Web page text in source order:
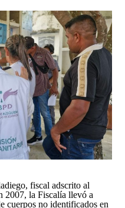
fiscal adscrito al
2007, la Fiscalía llevó a
cuerpos no identificados en